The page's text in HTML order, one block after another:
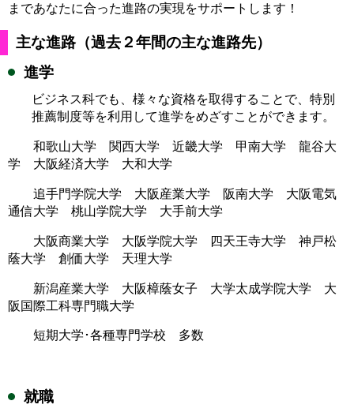
まであなたに合った進路の実現をサポートします！
主な進路（過去２年間の主な進路先）
進学
ビジネス科でも、様々な資格を取得することで、特別
推薦制度等を利用して進学をめざすことができます。
和歌山大学 関西大学 近畿大学 甲南大学 龍谷大
学 大阪経済大学 大和大学
追手門学院大学 大阪産業大学 阪南大学 大阪電気
通信大学 桃山学院大学 大手前大学
大阪商業大学 大阪学院大学 四天王寺大学 神戸松
蔭大学 創価大学 天理大学
新潟産業大学 大阪樟蔭女子 大学太成学院大学 大
阪国際工科専門職大学
短期大学･各種専門学校 多数
就職